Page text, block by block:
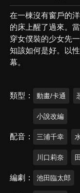
在一棟沒有窗戶的
的床上醒了過來。
穿女僕裝的少女先
知該如何是好。以
幕。
類型 動畫/卡通
小說改編
配音 三浦千幸
川口莉奈
編劇 池田臨太郎